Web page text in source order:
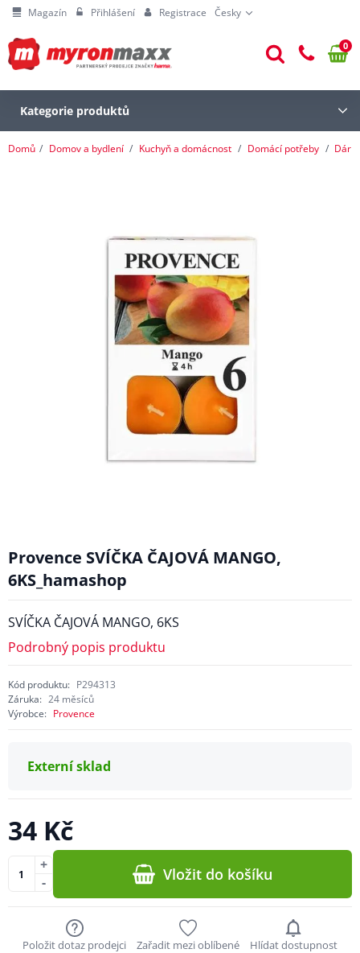
Magazín Přihlášení Registrace Česky
0
Kategorie produktů
Domů Domov a bydlení Kuchyň a domácnost Domácí potřeby
Provence SVÍČKA ČAJOVÁ MANGO,
6KS_hamashop
SVÍČKA ČAJOVÁ MANGO, 6KS
Podrobný popis produktu
Kód produktu: P294313
Záruka: 24 měsíců
Výrobce: Provence
Externí sklad
34 Kč
-
+ Vložit do košíku
Položit dotaz prodejci Zařadit mezi oblíbené Hlídat dostupnost